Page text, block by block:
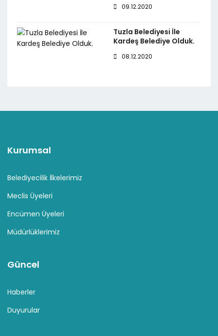
09.12.2020
Tuzla Belediyesi İle
Kardeş Belediye Olduk.
08.12.2020
Kurumsal
Belediyecilik İlkelerimiz
Meclis Üyeleri
Encümen Üyeleri
Müdürlüklerimiz
Güncel
Haberler
Duyurular